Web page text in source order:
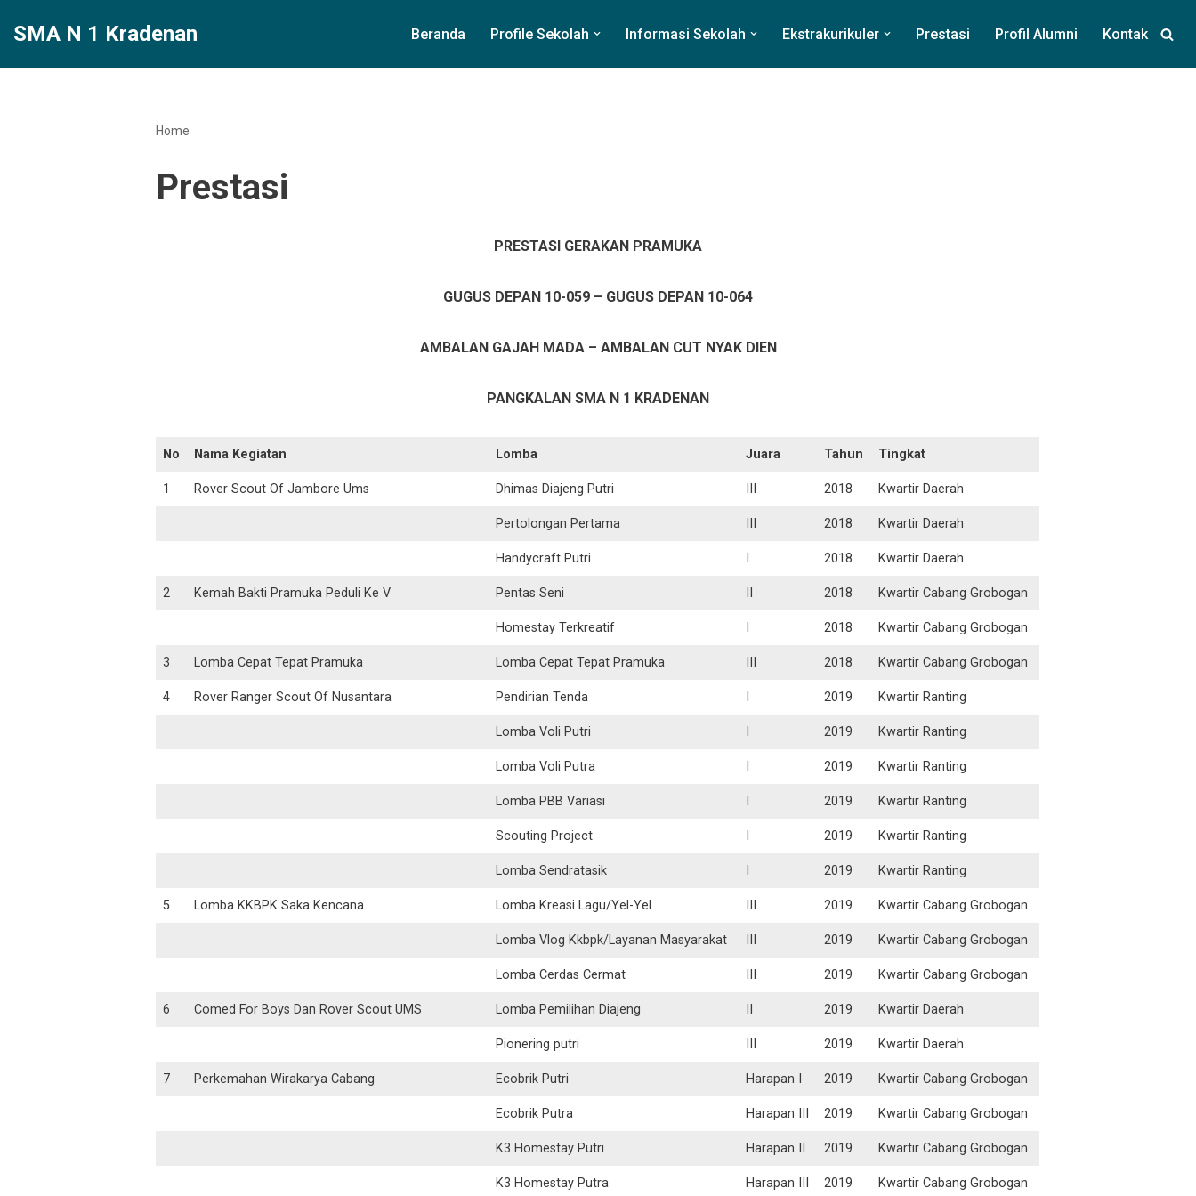
ke
SMA N 1 Kradenan Beranda Profile Sekolah Informasi Sekolah Ekstrakurikuler Prestasi Profil Alumni Kontak
Home
Prestasi
PRESTASI GERAKAN PRAMUKA
GUGUS DEPAN 10-059 – GUGUS DEPAN 10-064
AMBALAN GAJAH MADA – AMBALAN CUT NYAK DIEN
PANGKALAN SMA N 1 KRADENAN
No Nama Kegiatan Lomba Juara Tahun Tingkat
1 Rover Scout Of Jambore Ums Dhimas Diajeng Putri 2018 Kwartir Daerah
Pertolongan Pertama 2018 Kwartir Daerah
Handycraft Putri 2018 Kwartir Daerah
2 Kemah Bakti Pramuka Peduli Ke V Pentas Seni 2018 Kwartir Cabang Grobogan
Homestay Terkreatif 2018 Kwartir Cabang Grobogan
3 Lomba Cepat Tepat Pramuka Lomba Cepat Tepat Pramuka 2018 Kwartir Cabang Grobogan
4 Rover Ranger Scout Of Nusantara Pendirian Tenda 2019 Kwartir Ranting
Lomba Voli Putri 2019 Kwartir Ranting
Lomba Voli Putra 2019 Kwartir Ranting
Lomba PBB Variasi 2019 Kwartir Ranting
Scouting Project 2019 Kwartir Ranting
Lomba Sendratasik 2019 Kwartir Ranting
5 Lomba KKBPK Saka Kencana Lomba Kreasi Lagu/Yel-Yel 2019 Kwartir Cabang Grobogan
Lomba Vlog Kkbpk/Layanan Masyarakat 2019 Kwartir Cabang Grobogan
Lomba Cerdas Cermat 2019 Kwartir Cabang Grobogan
6 Comed For Boys Dan Rover Scout UMS Lomba Pemilihan Diajeng 2019 Kwartir Daerah
Pionering putri 2019 Kwartir Daerah
7 Perkemahan Wirakarya Cabang Ecobrik Putri Harapan I 2019 Kwartir Cabang Grobogan
Ecobrik Putra Harapan III 2019 Kwartir Cabang Grobogan
K3 Homestay Putri Harapan II 2019 Kwartir Cabang Grobogan
K3 Homestay Putra Harapan III 2019 Kwartir Cabang Grobogan